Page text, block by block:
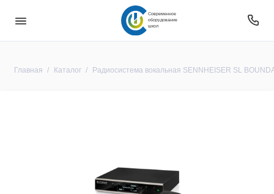
Современное
оборудование
школ
Главная Каталог Радиосистема вокальная SENNHEISER SL